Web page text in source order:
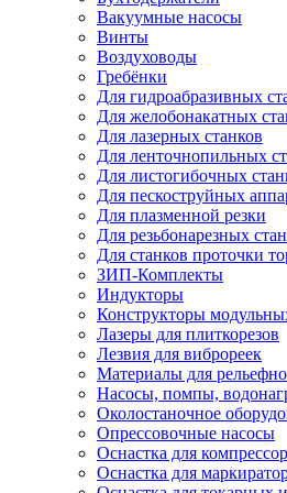
Вакуумные насосы
Винты
Воздуховоды
Гребёнки
Для гидроабразивных
Для желобонакатных
Для лазерных станков
Для ленточнопильных
Для листогибочных
Для пескоструйных
Для плазменной резки
Для резьбонарезных
Для станков проточки
ЗИП-Комплекты
Индукторы
Конструкторы
Лазеры для плиткорезов
Лезвия для виброреек
Материалы для
Насосы, помпы,
Околостаночное
Опрессовочные насосы
Оснастка для
Оснастка для